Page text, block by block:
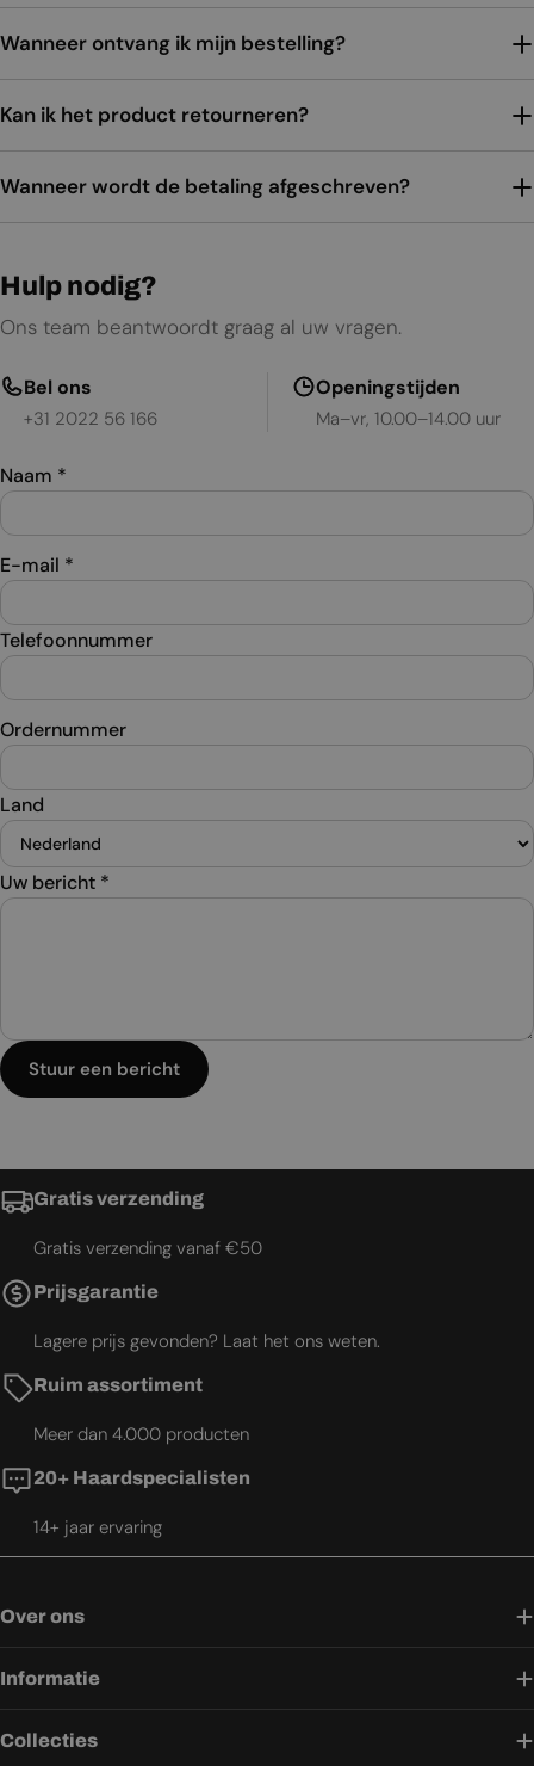
Wanneer ontvang ik mijn bestelling?
Kan ik het product retourneren?
Wanneer wordt de betaling afgeschreven?
Hulp nodig?
Ons team beantwoordt graag al uw vragen.
Bel ons
+31 2022 56 166
Openingstijden
Ma–vr, 10.00–14.00 uur
Naam *
E-mail *
Telefoonnummer
Ordernummer
Land
Uw bericht *
Stuur een bericht
Gratis verzending
Gratis verzending vanaf €50
Prijsgarantie
Lagere prijs gevonden? Laat het ons weten.
Ruim assortiment
Meer dan 4.000 producten
20+ Haardspecialisten
14+ jaar ervaring
Over ons
Informatie
Collecties